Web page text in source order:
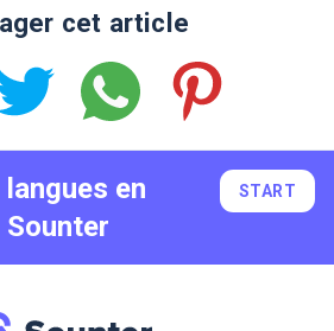
cet article
en
START